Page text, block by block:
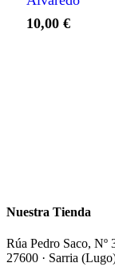
10,00 €
Nuestra Tienda
Rúa Pedro Saco, Nº
27600 · Sarria